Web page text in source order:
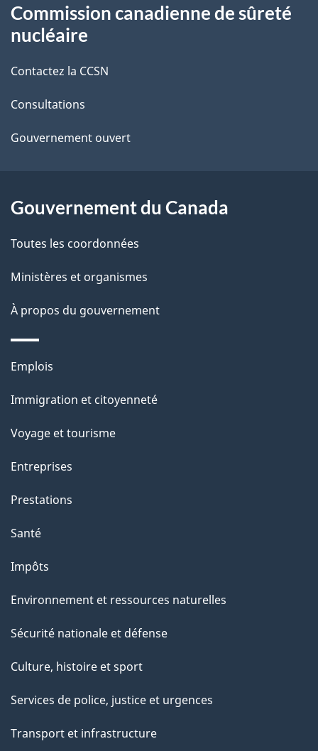
a
i
l
s
d
l
a
g
e
propos
ce
site
Commission canadienne de sûreté
nucléaire
Contactez la CCSN
Consultations
Gouvernement ouvert
Gouvernement du Canada
Toutes les coordonnées
Ministères et organismes
À propos du gouvernement
Thèmes
sujets
Emplois
Immigration et citoyenneté
Voyage et tourisme
Entreprises
Prestations
Santé
Impôts
Environnement et ressources naturelles
Sécurité nationale et défense
Culture, histoire et sport
Services de police, justice et urgences
Transport et infrastructure